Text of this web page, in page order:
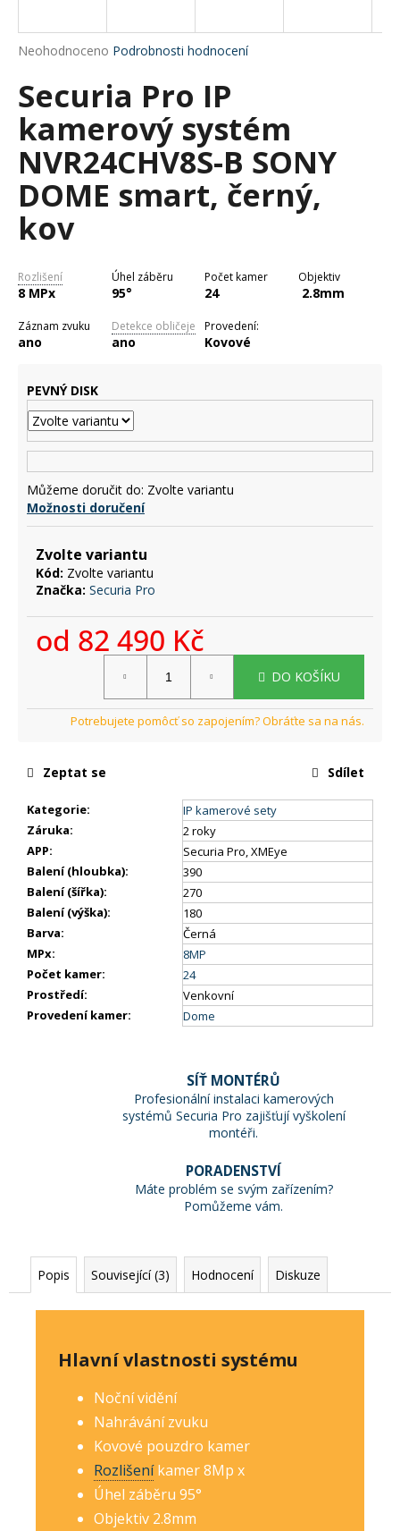
Průměrné
produktu
je
0,0
5
hvězdiček.
Neohodnoceno Podrobnosti hodnocení
Securia Pro IP
kamerový systém
NVR24CHV8S-B SONY
DOME smart, černý,
kov
Rozlišení
8 MPx
Úhel záběru
95°
Počet kamer
24
Objektiv
2.8mm
Záznam zvuku
ano
Detekce obličeje
ano
Provedení:
Kovové
PEVNÝ DISK
Můžeme doručit do: Zvolte variantu
Možnosti doručení
Zvolte variantu
Kód: Zvolte variantu
Značka: Securia Pro
od 82 490 Kč
DO KOŠÍKU
Kategorie:
IP kamerové sety
Záruka:
2 roky
APP:
Securia Pro, XMEye
Balení (hloubka):
390
Balení (šířka):
270
Balení (výška):
180
Barva:
Černá
MPx:
8MP
Počet kamer:
24
Prostředí:
Venkovní
Provedení kamer: Dome
Zeptat se Sdílet
SÍŤ MONTÉRŮ
Profesionální instalaci kamerových
systémů Securia Pro zajišťují vyškolení
montéři.
PORADENSTVÍ
Máte problém se svým zařízením?
Pomůžeme vám.
Popis Související (3) Hodnocení Diskuze
Hlavní vlastnosti systému
Noční vidění
Nahrávání zvuku
Kovové pouzdro kamer
Rozlišeníkamer 8Mp x
Úhel záběru 95°
Objektiv 2.8mm
j
t
?
HLEDAT
D
o
p
o
u
m
e